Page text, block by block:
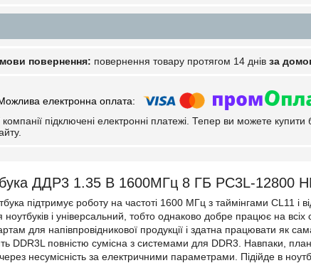
повернення товару протягом 14 днів за
підключені електронні платежі. Тепер ви можете
ДДР3 1.35 В 1600МГц 8 ГБ PC3L-12800
підтримує роботу на частоті 1600 МГц з таймінгами CL11 і
і універсальний, тобто однаково добре працює на всіх
для напівпровідникової продукції і здатна працювати як
DDR3L повністю сумісна з системами для DDR3. Навпаки,
несумісність за електричними параметрами. Підійде в